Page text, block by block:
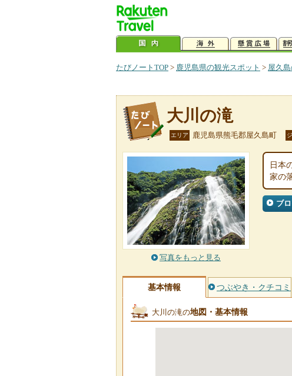
たびノートTOP > 鹿児島県の観光スポット > 屋久
大川の滝
エリア 鹿児島県熊毛郡屋久島町
写真をもっと見る
日本
家の
ブ
基本情報 つぶやき・クチコミ
大川の滝の地図・基本情報